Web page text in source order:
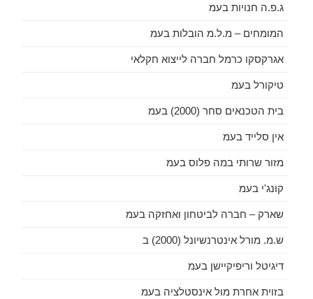
ג.פ.ה חנויות בעמ
המומחים – מ.ל.מ הובלות בעמ
אגרקסקו כרמל חברה לייצוא חקלאי
טיקורל בעמ
בית הטכנאים סחר (2000) בעמ
אין סלייד בעמ
מזור שרותי במה פלוס בעמ
קונג'י בעמ
שארק – חברה לביטחון ואחזקה בעמ
ש.מ. מורל אינטרנשיונל (2000) ב
דיגיטל וריפיקיישן בעמ
בזוית אחרת מול אינסטלציה בעמ